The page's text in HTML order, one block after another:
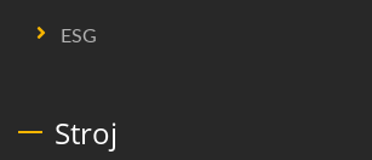
ESG
Stroj